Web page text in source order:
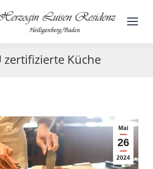
zertifizierte Küche
Mai
26
2024